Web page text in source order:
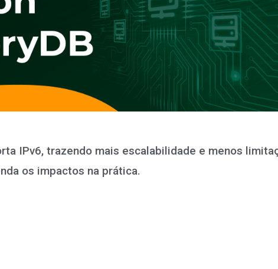
IPv6, trazendo mais escalabilidade e menos
os impactos na prática.